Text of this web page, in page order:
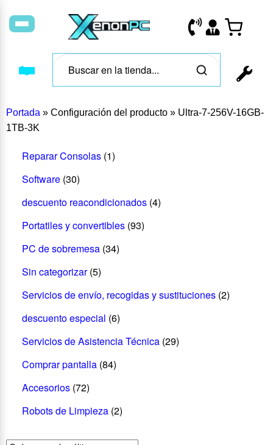
Portada » Configuración del producto » Ultra-7-256V-16GB-
1TB-3K
Reparar Consolas (1)
Software (30)
descuento reacondicionados (4)
Portatiles y convertibles (93)
PC de sobremesa (34)
Sin categorizar (5)
Servicios de envío, recogidas y sustituciones (2)
descuento especial (6)
Servicios de Asistencia Técnica (29)
Comprar pantalla (84)
Accesorios (72)
Robots de Limpieza (2)